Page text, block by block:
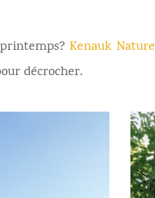
printemps?Kenauk Nature
décrocher.